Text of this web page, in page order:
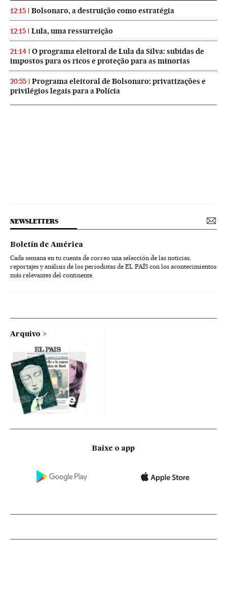
12:15 Bolsonaro, a destruição como estratégia
12:15 Lula, uma ressurreição
21:14
O programa eleitoral de Lula da Silva: subidas de
impostos para os ricos e proteção para as minorias
20:55
Programa eleitoral de Bolsonaro: privatizações e
privilégios legais para a Polícia
NEWSLETTERS
Boletín de América
Cada semana en tu cuenta de correo una selección de las noticias,
reportajes y análisis de los periodistas de EL PAÍS con los acontecimientos
más relevantes del continente.
Arquivo
Baixe o app